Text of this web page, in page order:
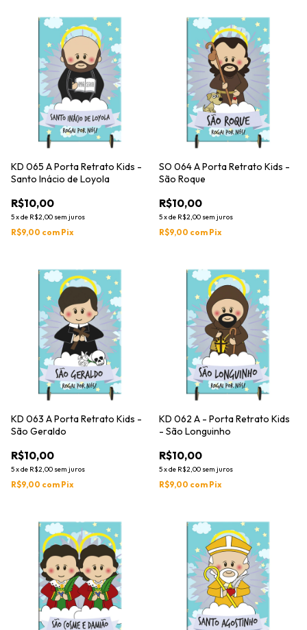
KD 065 A Porta Retrato Kids -
Santo Inácio de Loyola
R$10,00
5xde R$2,00 sem juros
R$9,00 com Pix
SO 064 A Porta Retrato Kids -
São Roque
R$10,00
5xde R$2,00 sem juros
R$9,00 com Pix
KD 063 A Porta Retrato Kids -
São Geraldo
R$10,00
5xde R$2,00 sem juros
R$9,00 com Pix
KD 062 A - Porta Retrato Kids
- São Longuinho
R$10,00
5xde R$2,00 sem juros
R$9,00 com Pix